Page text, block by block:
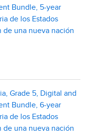
Bundle, 5-year
de los Estados
de una nueva nación
Grade 5, Digital and
Bundle, 6-year
de los Estados
de una nueva nación